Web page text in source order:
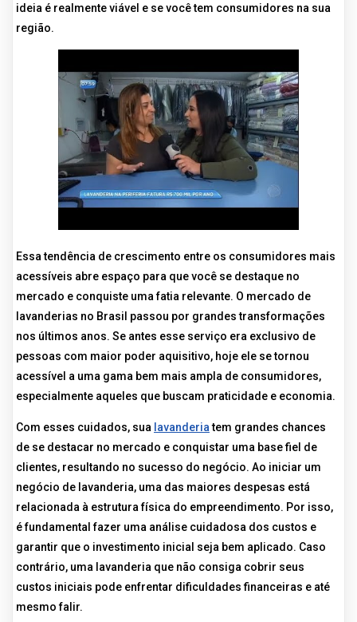
ideia é realmente viável e se você tem consumidores na sua
região.
Essa tendência de crescimento entre os consumidores mais
acessíveis abre espaço para que você se destaque no
mercado e conquiste uma fatia relevante. O mercado de
lavanderias no Brasil passou por grandes transformações
nos últimos anos. Se antes esse serviço era exclusivo de
pessoas com maior poder aquisitivo, hoje ele se tornou
acessível a uma gama bem mais ampla de consumidores,
especialmente aqueles que buscam praticidade e economia.
Com esses cuidados, sua lavanderiatem grandes chances
de se destacar no mercado e conquistar uma base fiel de
clientes, resultando no sucesso do negócio. Ao iniciar um
negócio de lavanderia, uma das maiores despesas está
relacionada à estrutura física do empreendimento. Por isso,
é fundamental fazer uma análise cuidadosa dos custos e
garantir que o investimento inicial seja bem aplicado. Caso
contrário, uma lavanderia que não consiga cobrir seus
custos iniciais pode enfrentar dificuldades financeiras e até
mesmo falir.